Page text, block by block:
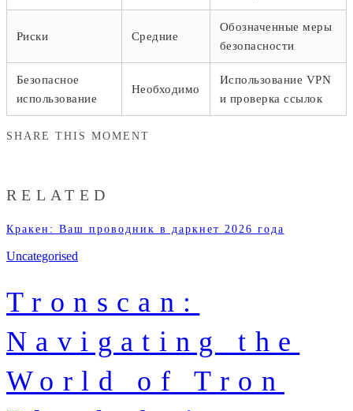
Риски Средние
Обозначенные меры
безопасности
Безопасное
использование
Необходимо
Использование VPN
и проверка ссылок
SHARE THIS MOMENT
RELATED
Кракен: Ваш проводник в даркнет 2026 года
Uncategorised
Tronscan:
Navigating the
World of Tron